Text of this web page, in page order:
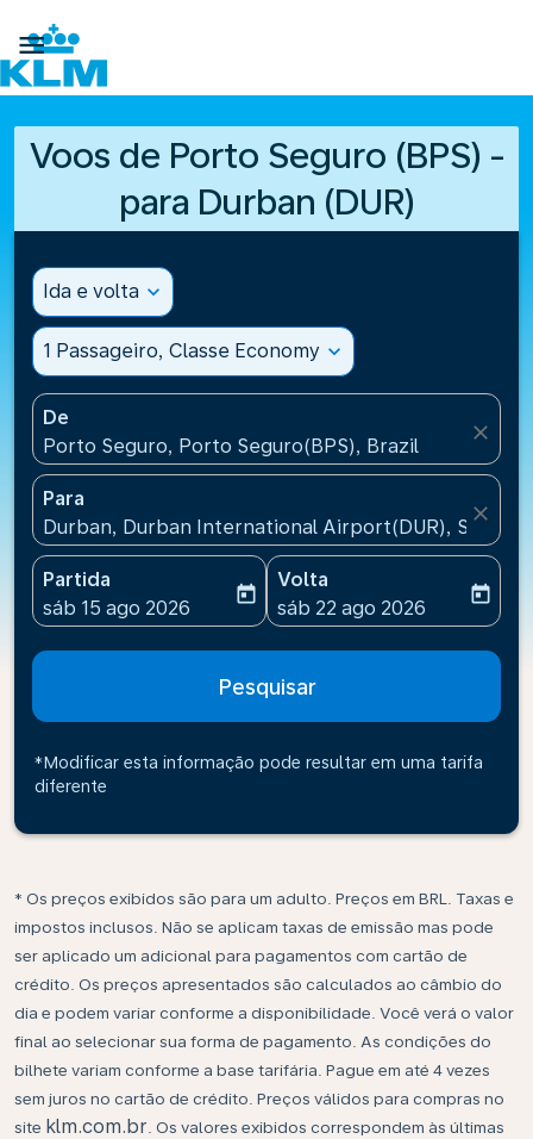

Voos de Porto Seguro (BPS) -
para Durban (DUR)
Ida e volta expand_more
1 Passageiro, Classe Economy expand_more
De
Porto Seguro, Porto Seguro(BPS), Brazil
close
Para
Durban, Durban International Airport(DUR), South
close
Partida
fc-booking-departure-date-aria-label
sáb 15 ago 2026
today
Volta
fc-booking-return-date-
sáb 22 ago 2026
today
Pesquisar
*Modificar esta informação pode resultar em uma tarifa
diferente
* Os preços exibidos são para um adulto. Preços em BRL. Taxas e
impostos inclusos. Não se aplicam taxas de emissão mas pode
ser aplicado um adicional para pagamentos com cartão de
crédito. Os preços apresentados são calculados ao câmbio do
dia e podem variar conforme a disponibilidade. Você verá o valor
final ao selecionar sua forma de pagamento. As condições do
bilhete variam conforme a base tarifária. Pague em até 4 vezes
sem juros no cartão de crédito. Preços válidos para compras no
site klm.com.br . Os valores exibidos correspondem às últimas